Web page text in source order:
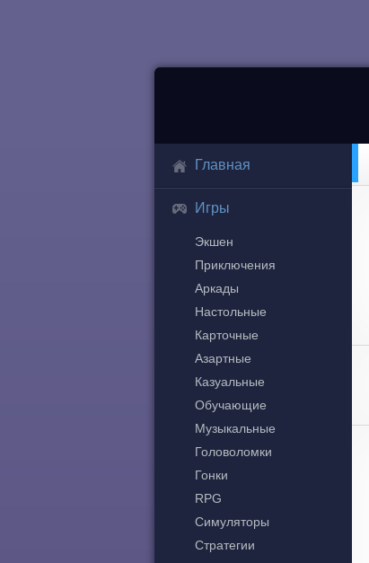
Главная
Игры
Экшен
Приключения
Аркады
Настольные
Карточные
Азартные
Казуальные
Обучающие
Музыкальные
Головоломки
Гонки
RPG
Симуляторы
Стратегии